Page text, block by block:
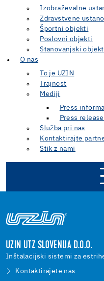
Izobraževalne
Zdravstvene
Športni objekti
Poslovni objekti
Stanovanjski
O nas
To je UZIN
Trajnost
Mediji
Press
Press
Služba pri nas
Kontaktirajte
Stik z nami
KONTAKTNI PODATKI
KAZALO
UZIN UTZ SLOVENIJA D.O.O.
Inštalacijski sistemi za
Kontaktirajete nas